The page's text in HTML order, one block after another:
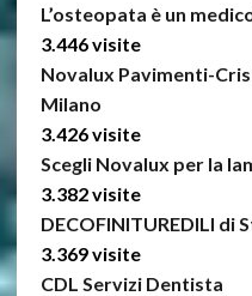
L’osteopata è un
3.446 visite
Novalux Pavimenti-
Milano
3.426 visite
Scegli Novalux per la
3.382 visite
DECOFINITUREDILI di
3.369 visite
CDL Servizi Dentista